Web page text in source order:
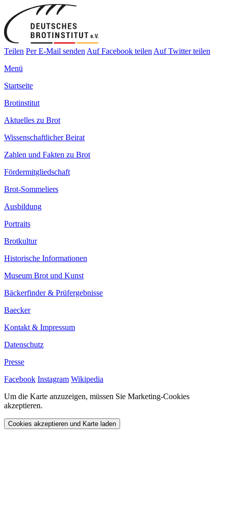
Teilen Per E-Mail senden Auf Facebook teilen Auf Twitter teilen
Menü
Startseite
Brotinstitut
Aktuelles zu Brot
Wissenschaftlicher Beirat
Zahlen und Fakten zu Brot
Fördermitgliedschaft
Brot-Sommeliers
Ausbildung
Portraits
Brotkultur
Historische Informationen
Museum Brot und Kunst
Bäckerfinder & Prüfergebnisse
Baecker
Kontakt & Impressum
Datenschutz
Presse
Facebook Instagram Wikipedia
Um die Karte anzuzeigen, müssen Sie Marketing-Cookies
akzeptieren.
Cookies akzeptieren und Karte laden